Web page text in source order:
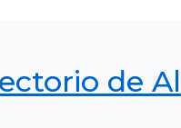
de